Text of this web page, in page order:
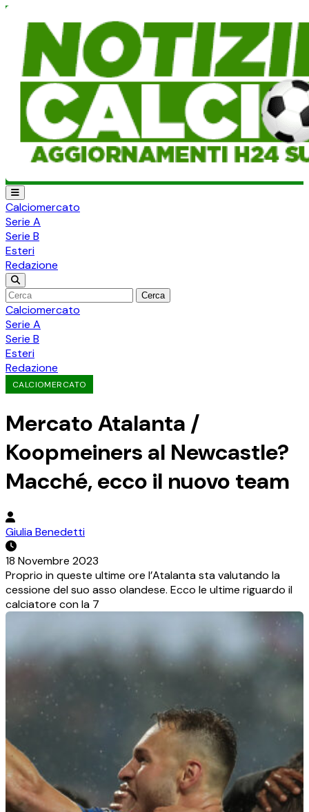
Calciomercato
Serie A
Serie B
Esteri
Redazione
Cerca
Calciomercato
Serie A
Serie B
Esteri
Redazione
CALCIOMERCATO
Mercato Atalanta /
Koopmeiners al Newcastle?
Macché, ecco il nuovo team
Giulia Benedetti
18 Novembre 2023
Proprio in queste ultime ore l’Atalanta sta valutando la
cessione del suo asso olandese. Ecco le ultime riguardo il
calciatore con la 7